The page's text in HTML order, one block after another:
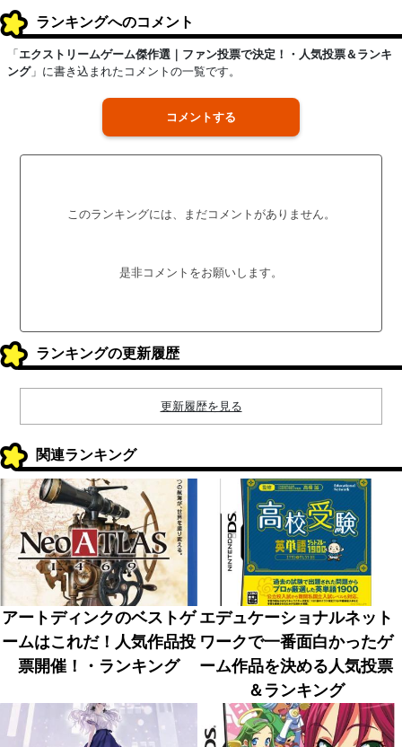
ランキングへのコメント
「 エクストリームゲーム傑作選｜ファン投票で決定！・人気投票＆ランキ
ング」に書き込まれたコメントの一覧です。
コメントする
このランキングには、まだコメントがありません。
是非コメントをお願いします。
ランキングの更新履歴
更新履歴を見る
関連ランキング
アートディンクのベストゲ
ームはこれだ！人気作品投
票開催！・ランキング
エデュケーショナルネット
ワークで一番面白かったゲ
ーム作品を決める人気投票
＆ランキング